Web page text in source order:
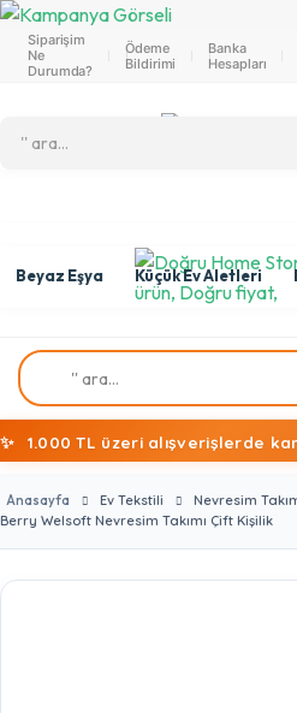
Siparişim
Ne
Durumda?
Ödeme
Bildirimi
Banka
Hesapları
Beyaz Eşya Küçük Ev Aletleri
✨ 1.000 TL üzeri alışverişlerde
Anasayfa Ev Tekstili
Nevresim
Berry Welsoft Nevresim Takımı Çift Kişilik